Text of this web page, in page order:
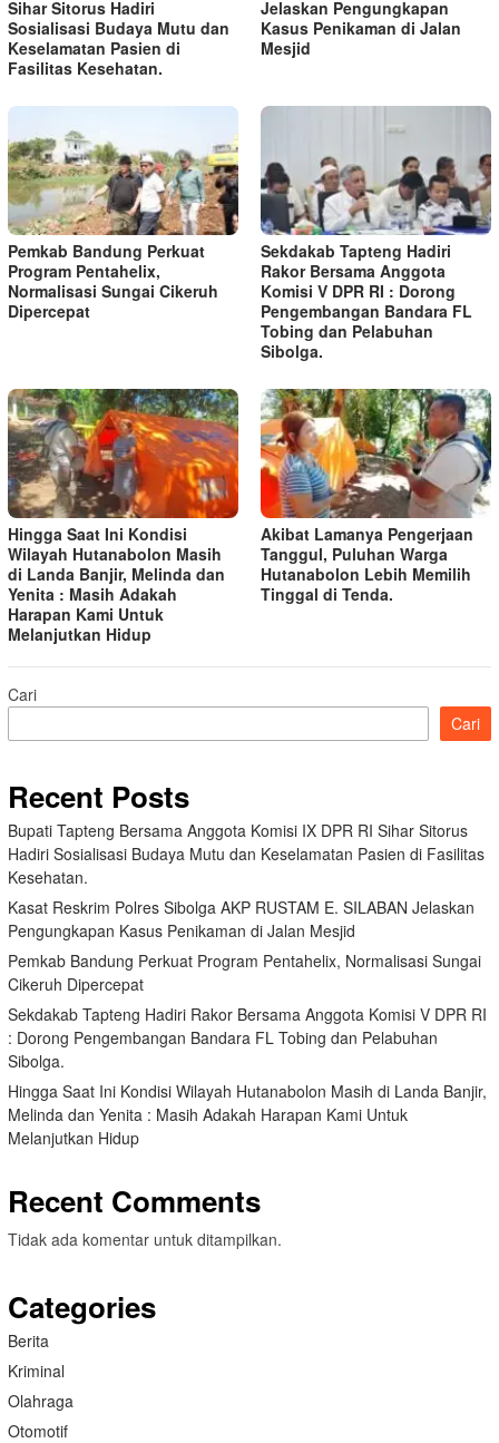
Sihar Sitorus Hadiri
Sosialisasi Budaya Mutu dan
Keselamatan Pasien di
Fasilitas Kesehatan.
Jelaskan Pengungkapan
Kasus Penikaman di Jalan
Mesjid
Pemkab Bandung Perkuat
Program Pentahelix,
Normalisasi Sungai Cikeruh
Dipercepat
Sekdakab Tapteng Hadiri
Rakor Bersama Anggota
Komisi V DPR RI : Dorong
Pengembangan Bandara FL
Tobing dan Pelabuhan
Sibolga.
Hingga Saat Ini Kondisi
Wilayah Hutanabolon Masih
di Landa Banjir, Melinda dan
Yenita : Masih Adakah
Harapan Kami Untuk
Melanjutkan Hidup
Akibat Lamanya Pengerjaan
Tanggul, Puluhan Warga
Hutanabolon Lebih Memilih
Tinggal di Tenda.
Cari
Cari
Recent Posts
Bupati Tapteng Bersama Anggota Komisi IX DPR RI Sihar Sitorus
Hadiri Sosialisasi Budaya Mutu dan Keselamatan Pasien di Fasilitas
Kesehatan.
Kasat Reskrim Polres Sibolga AKP RUSTAM E. SILABAN Jelaskan
Pengungkapan Kasus Penikaman di Jalan Mesjid
Pemkab Bandung Perkuat Program Pentahelix, Normalisasi Sungai
Cikeruh Dipercepat
Sekdakab Tapteng Hadiri Rakor Bersama Anggota Komisi V DPR RI
: Dorong Pengembangan Bandara FL Tobing dan Pelabuhan
Sibolga.
Hingga Saat Ini Kondisi Wilayah Hutanabolon Masih di Landa Banjir,
Melinda dan Yenita : Masih Adakah Harapan Kami Untuk
Melanjutkan Hidup
Recent Comments
Tidak ada komentar untuk ditampilkan.
Categories
Berita
Kriminal
Olahraga
Otomotif